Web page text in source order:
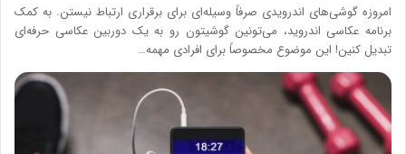
امروزه گوشی‌های اندرویدی صرفاً وسیله‌ای برای برقراری ارتباط نیستن. به کمک
برنامه عکاسی اندروید، می‌تونین گوشیتون رو به یک دوربین عکاسی حرفه‌ای
تبدیل کنین! این موضوع مخصوصاً برای افرادی مهمه…